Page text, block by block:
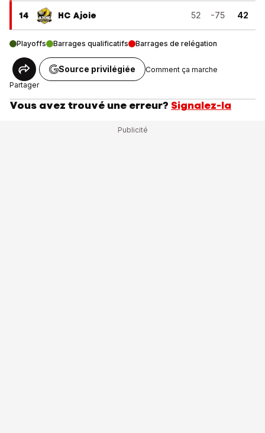
14 HC Ajoie 52 -75 42
Playoffs Barrages qualificatifs Barrages de relégation
Partager
Source privilégiée Comment ça marche
Vous avez trouvé une erreur? Signalez-la